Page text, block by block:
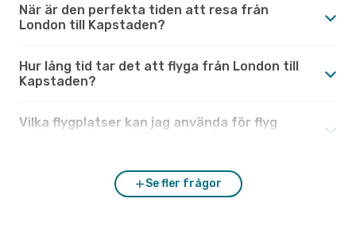
När är den perfekta tiden att resa från
London till Kapstaden?
Hur lång tid tar det att flyga från London till
Kapstaden?
Vilka flygplatser kan jag använda för flyg
Se fler frågor